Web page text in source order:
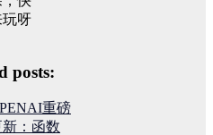
posts:
重磅
新：函数